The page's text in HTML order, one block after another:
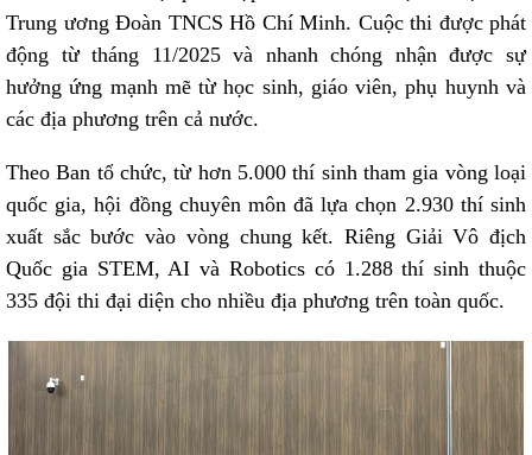
Trung ương Đoàn TNCS Hồ Chí Minh. Cuộc thi được phát
động từ tháng 11/2025 và nhanh chóng nhận được sự
hưởng ứng mạnh mẽ từ học sinh, giáo viên, phụ huynh và
các địa phương trên cả nước.
Theo Ban tổ chức, từ hơn 5.000 thí sinh tham gia vòng loại
quốc gia, hội đồng chuyên môn đã lựa chọn 2.930 thí sinh
xuất sắc bước vào vòng chung kết. Riêng Giải Vô địch
Quốc gia STEM, AI và Robotics có 1.288 thí sinh thuộc
335 đội thi đại diện cho nhiều địa phương trên toàn quốc.